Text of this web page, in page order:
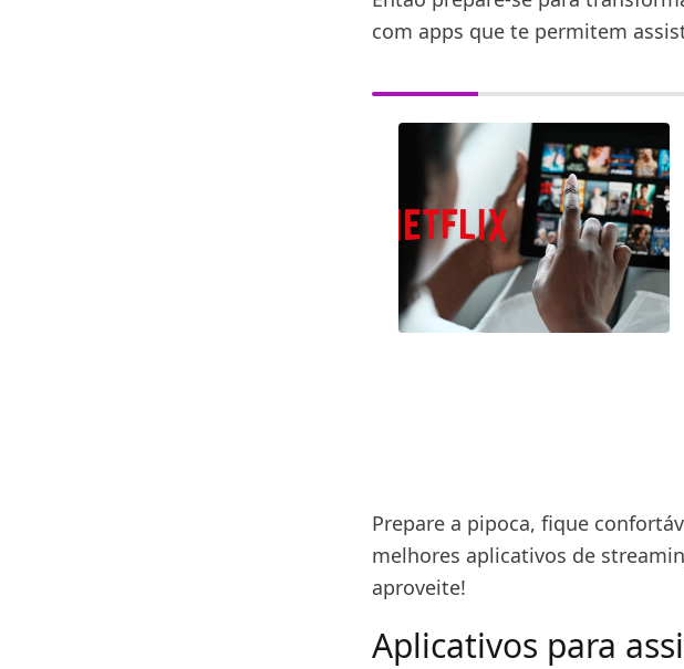
com apps que te permitem
Prepare a pipoca, fique
melhores aplicativos de
aproveite!
Aplicativos para